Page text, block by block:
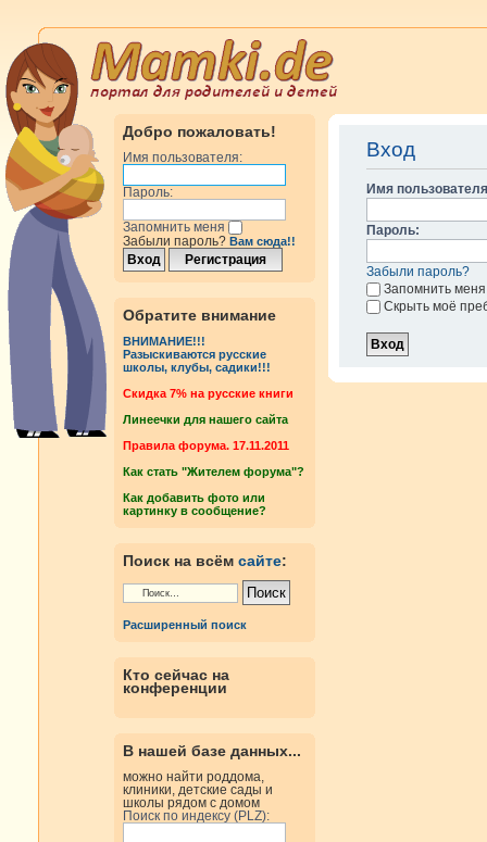
Добро пожаловать!
Имя пользователя:
Пароль:
Запомнить меня
Забыли пароль? Вам сюда!!
Обратите внимание
ВНИМАНИЕ!!!
Разыскиваются русские
школы, клубы, садики!!!
Cкидка 7% на русские книги
Линеечки для нашего сайта
Правила форума. 17.11.2011
Как стать "Жителем форума"?
Как добавить фото или
картинку в сообщение?
Поиск на всём сайте:
Расширенный поиск
Кто сейчас на
конференции
В нашей базе данных...
можно найти роддома,
клиники, детские сады и
школы рядом с домом
Поиск по индексу (PLZ):
Вход
Имя
Пароль:
Забыли пароль?
Запомнить меня
Скрыть моё